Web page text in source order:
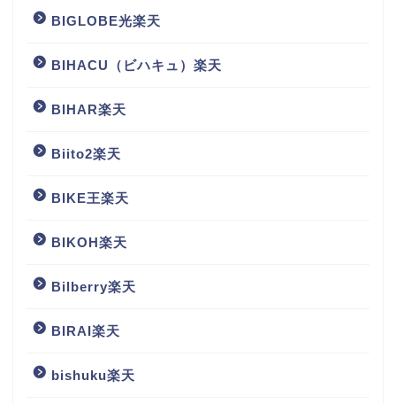
BIGLOBE光楽天
BIHACU（ビハキュ）楽天
BIHAR楽天
Biito2楽天
BIKE王楽天
BIKOH楽天
Bilberry楽天
BIRAI楽天
bishuku楽天